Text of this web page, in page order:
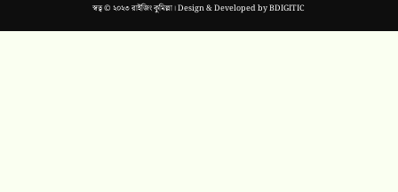
স্বত্ব © ২০২৩ রাইজিং কুমিল্লা। Design & Developed byBDIGITIC